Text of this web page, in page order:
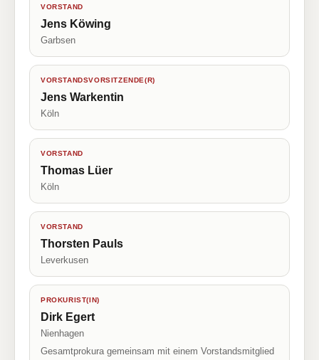
VORSTAND
Jens Köwing
Garbsen
VORSTANDSVORSITZENDE(R)
Jens Warkentin
Köln
VORSTAND
Thomas Lüer
Köln
VORSTAND
Thorsten Pauls
Leverkusen
PROKURIST(IN)
Dirk Egert
Nienhagen
Gesamtprokura gemeinsam mit einem Vorstandsmitglied